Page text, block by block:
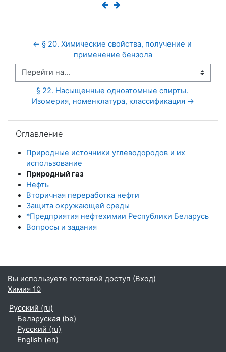
← § 20. Химические свойства, получение и
применение бензола
Перейти на...
§ 22. Насыщенные одноатомные спирты.
Изомерия, номенклатура, классификация →
Оглавление
Природные источники углеводородов и их
использование
Природный газ
Нефть
Вторичная переработка нефти
Защита окружающей среды
*Предприятия нефтехимии Республики Беларусь
Вопросы и задания
Вы используете гостевой доступ (Вход)
Химия 10
Русский ‎(ru)‎
Беларуская ‎(be)‎
Русский ‎(ru)‎
English ‎(en)‎